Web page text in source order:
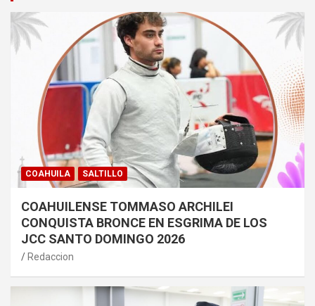
COAHUILA SALTILLO
COAHUILENSE TOMMASO ARCHILEI
CONQUISTA BRONCE EN ESGRIMA DE LOS
JCC SANTO DOMINGO 2026
Redaccion